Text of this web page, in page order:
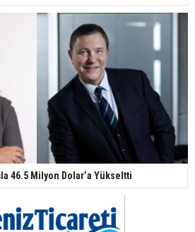
46.5 Milyon Dolar’a Yükseltti